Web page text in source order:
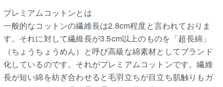
プレミアムコットンとは
一般的なコットンの繊維長は2.8cm程度と言われておりま
す。それに対して繊維長が3.5cm以上のものを「超長綿」
（ちょうちょうめん）と呼び高級な綿素材としてブランド
化しているのです。それがプレミアムコットンです。繊維
長が短い綿を紡ぎ合わせると毛羽立ちが目立ち肌触りもガ